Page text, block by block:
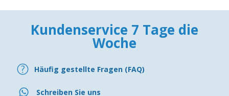
Kundenservice 7 Tage die
Woche
Häufig gestellte Fragen (FAQ)
Schreiben Sie uns